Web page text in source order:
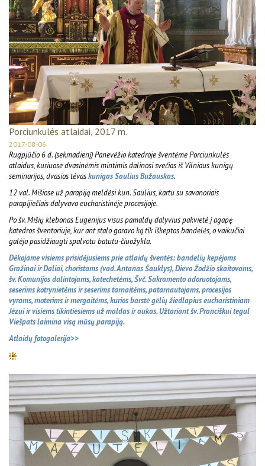
Porciunkulės atlaidai, 2017 m.
2017-08-06
Rugpjūčio 6 d. (sekmadienį) Panevėžio katedroje šventėme Porciunkulės
atlaidus, kuriuose dvasinėmis mintimis dalinosi svečias iš Vilniaus kunigų
seminarijos, dvasios tėvaskunigas Saulius Bužauskas.
12 val. Mišiose už parapiją meldėsi kun. Saulius, kartu su savanoriais
parapijiečiais dalyvavo eucharistinėje procesijoje.
Po šv. Mišių klebonas Eugenijus visus pamaldų dalyvius pakvietė į agapę
katedros šventoriuje, kur ant stalo garavo ką tik iškeptos bandelės, o vaikučiai
galėjo pasidžiaugti spalvotu batutu-čiuožykla.
Dėkojame visiems prisidėjusiems prie atlaidų šventės: bandelių kepėjoms
Gražinai ir Daliai, choristams (vad. Antanas Šauklys), Dievo Žodžio skaitovams,
šv. Komunijos dalintojams, katechetėms, Švč. Sakramento adoruotojams,
seserims kotrynietėms ir seserims tarnaitėms, patarnautojams, procesijos
vyrams, moterims ir mergaitėms, kurios barstė gėlių žiedlapius eucharistiniam
Jėzui ir visiems tikintiesiems už maldas ir aukas. Užtariant šv. Pranciškui tegul
Viešpats laimina visą mūsų parapiją.
Atlaidų fotogalerija>>